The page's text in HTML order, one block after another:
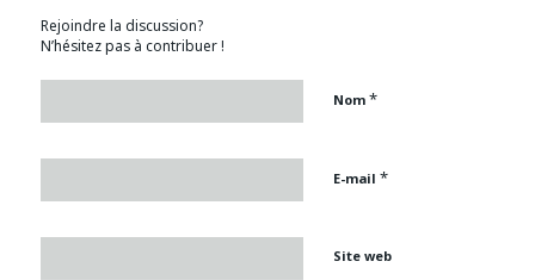
Rejoindre la discussion?
N’hésitez pas à contribuer !
Nom *
E-mail *
Site web